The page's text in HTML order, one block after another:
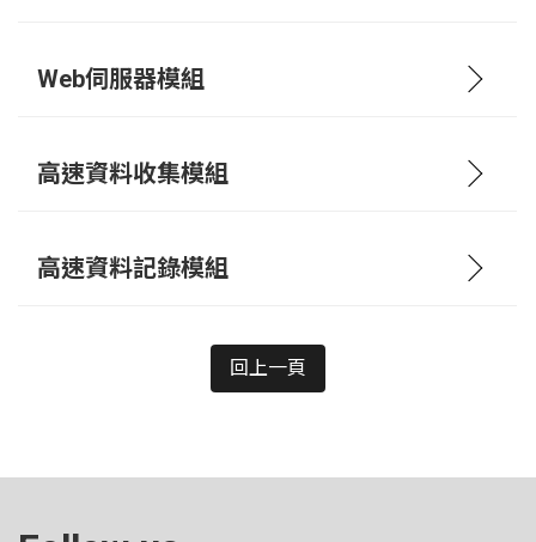
Web伺服器模組
高速資料收集模組
高速資料記錄模組
回上一頁